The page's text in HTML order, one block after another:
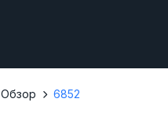
Обзор 6852